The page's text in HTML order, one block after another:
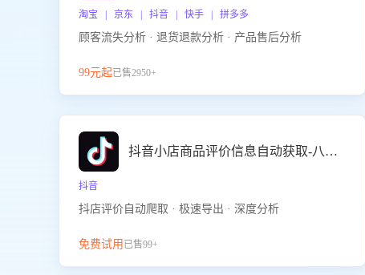
淘宝 | 京东 | 抖音 | 快手 | 拼多多
顾客流失分析 · 退货退款分析 · 产品售后分析
99元起已售2950+
抖音小店商品评价信息自动获取-八爪鱼
抖音
抖店评价自动爬取 · 极速导出 · 深度分析
免费试用 已售99+